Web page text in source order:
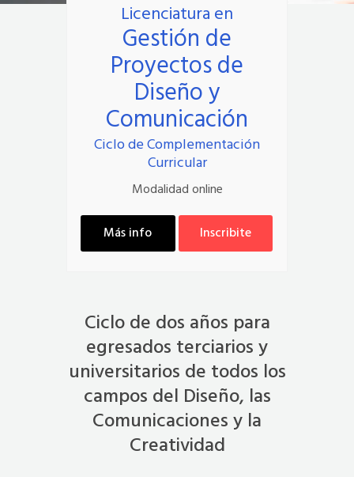
Licenciatura en
Gestión de
Proyectos de
Diseño y
Comunicación
Ciclo de Complementación
Curricular
Modalidad online
Más info Inscribite
Ciclo de dos años para
egresados terciarios y
universitarios de todos los
campos del Diseño, las
Comunicaciones y la
Creatividad